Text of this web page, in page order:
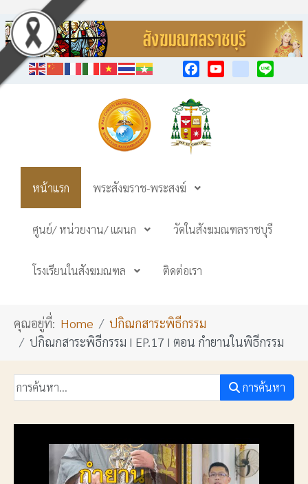
หน้าแรก พระสังฆราช-พระสงฆ์
ศูนย์/ หน่วยงาน/ แผนก วัดในสังฆมณฑลราชบุรี
โรงเรียนในสังฆมณฑล ติดต่อเรา
คุณอยู่ที่: Home
ปกิณกสาระพิธีกรรม
ปกิณกสาระพิธีกรรม I EP.17 I ตอน กำยานในพิธีกรรม
การค้นหา